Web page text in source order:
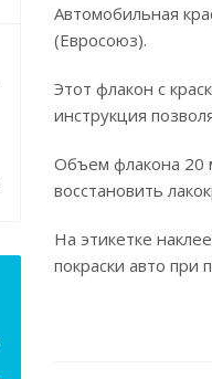
Автомобильная
(Евросоюз).
Этот флакон с
инструкция
Объем флакона 20
восстановить
На этикетке
покраски авто при